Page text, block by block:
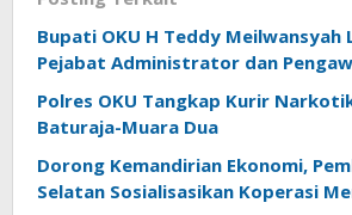
Bupati OKU H Teddy Meilwansyah
Pejabat Administrator dan
Polres OKU Tangkap Kurir
Baturaja-Muara Dua
Dorong Kemandirian Ekonomi,
Selatan Sosialisasikan Koperasi